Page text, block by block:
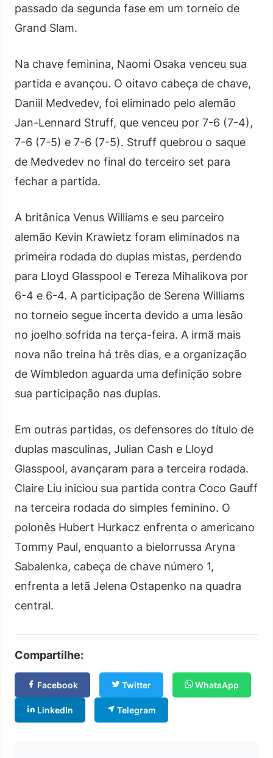
passado da segunda fase em um torneio de
Grand Slam.
Na chave feminina, Naomi Osaka venceu sua
partida e avançou. O oitavo cabeça de chave,
Daniil Medvedev, foi eliminado pelo alemão
Jan-Lennard Struff, que venceu por 7-6 (7-4),
7-6 (7-5) e 7-6 (7-5). Struff quebrou o saque
de Medvedev no final do terceiro set para
fechar a partida.
A britânica Venus Williams e seu parceiro
alemão Kevin Krawietz foram eliminados na
primeira rodada do duplas mistas, perdendo
para Lloyd Glasspool e Tereza Mihalikova por
6-4 e 6-4. A participação de Serena Williams
no torneio segue incerta devido a uma lesão
no joelho sofrida na terça-feira. A irmã mais
nova não treina há três dias, e a organização
de Wimbledon aguarda uma definição sobre
sua participação nas duplas.
Em outras partidas, os defensores do título de
duplas masculinas, Julian Cash e Lloyd
Glasspool, avançaram para a terceira rodada.
Claire Liu iniciou sua partida contra Coco Gauff
na terceira rodada do simples feminino. O
polonês Hubert Hurkacz enfrenta o americano
Tommy Paul, enquanto a bielorrussa Aryna
Sabalenka, cabeça de chave número 1,
enfrenta a letã Jelena Ostapenko na quadra
central.
Compartilhe:
Facebook Twitter WhatsApp
LinkedIn Telegram